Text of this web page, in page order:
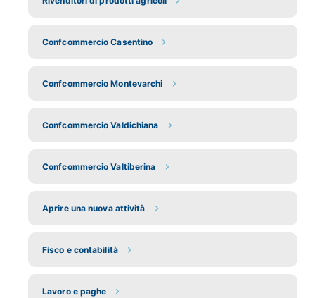
Confcommercio Casentino
Confcommercio Montevarchi
Confcommercio Valdichiana
Confcommercio Valtiberina
Aprire una nuova attività
Fisco e contabilità
Lavoro e paghe